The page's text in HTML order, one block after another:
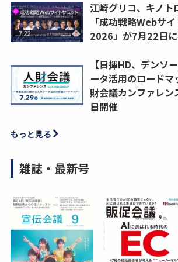
江崎グリコ、キノト
「成功戦略Webサ
2026」が7月22日
【日揮HD、デンソ
ータ活用のロードマ
財会議カンファレ
日開催
もっと見る
雑誌・最新号